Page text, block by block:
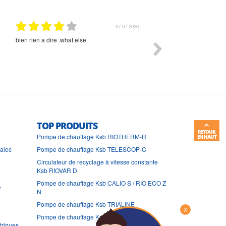
07.07.2026
bien rien a dire .what else
TOP PRODUITS
Pompe de chauffage Ksb RIOTHERM-R
Pompe de chauffage Ksb TELESCOP-C
Circulateur de recyclage à vitesse constante
Ksb RIOVAR D
Pompe de chauffage Ksb CALIO S / RIO ECO Z
N
Pompe de chauffage Ksb TRIALINE
Pompe de chauffage Ksb RIOVAR
X
RETOUR
EN HAUT